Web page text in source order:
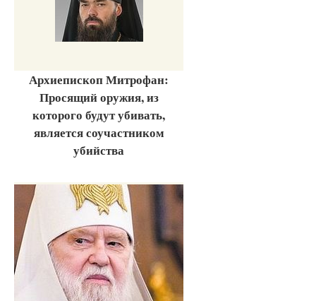
Архиепископ Митрофан:
Просящий оружия, из
которого будут убивать,
является соучастником
убийства